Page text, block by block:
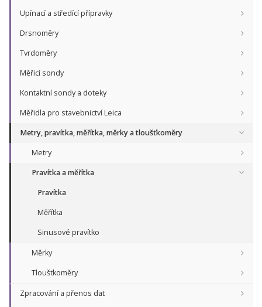
Upínací a středící přípravky
Drsnoměry
Tvrdoměry
Měřicí sondy
Kontaktní sondy a doteky
Měřidla pro stavebnictví Leica
Metry, pravítka, měřítka, měrky a tloušťkoměry
Metry
Pravítka a měřítka
Pravítka
Měřítka
Sinusové pravítko
Měrky
Tloušťkoměry
Zpracování a přenos dat